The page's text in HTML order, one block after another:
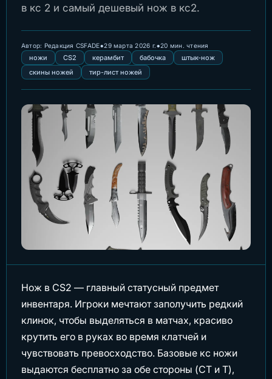
в кс 2 и самый дешевый нож в кс2.
Автор: Редакция CSFADE•29 марта 2026 г.•20 мин. чтения
ножи CS2 керамбит бабочка
штык-нож
скины ножей
тир-лист ножей
Нож в CS2 — главный статусный предмет
инвентаря. Игроки мечтают заполучить редкий
клинок, чтобы выделяться в матчах, красиво
крутить его в руках во время клатчей и
чувствовать превосходство. Базовые кс ножи
выдаются бесплатно за обе стороны (CT и T),